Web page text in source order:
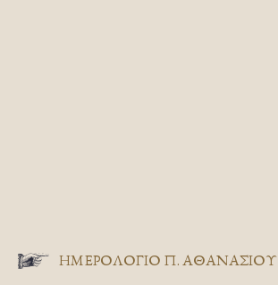
ΗΜΕΡΟΛΟΓΙΟ Π. ΑΘΑΝΑΣΙΟΥ